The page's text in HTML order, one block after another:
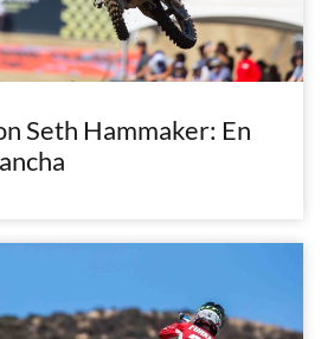
Seth Hammaker: En